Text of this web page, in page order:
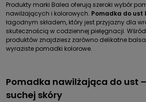
Produkty marki Balea oferują szeroki wybór
nawilżających i kolorowych. Pomadka do ust
łagodnym składem, który jest przyjazny dla
skutecznością w codziennej pielęgnacji.
produktów znajdziesz zarówno delikatne
wyraziste pomadki kolorowe.
Pomadka nawilżająca do ust
suchej skóry